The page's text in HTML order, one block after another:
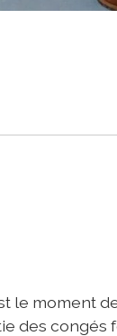
le moment
des congés